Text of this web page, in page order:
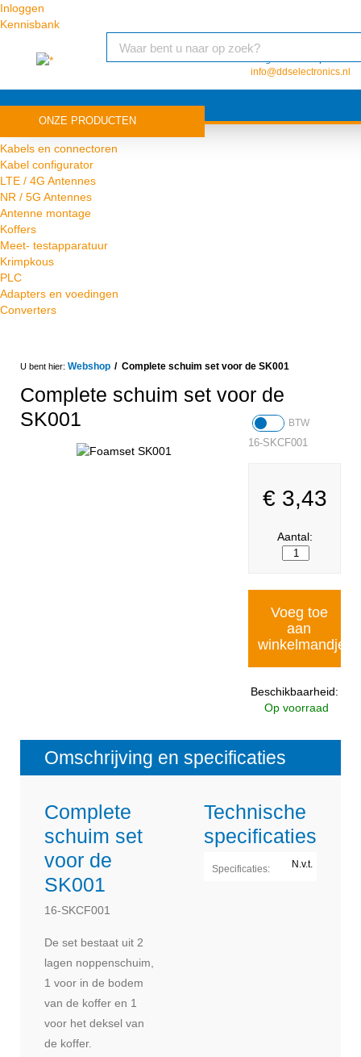
Inloggen
ONZE PRODUCTEN
Kennisbank
Vragen of inkooporder?
info@ddselectronics.nl
Kabels en connectoren
Kabel configurator
LTE / 4G Antennes
NR / 5G Antennes
Antenne montage
Koffers
Meet- testapparatuur
Krimpkous
PLC
Adapters en voedingen
Converters
BTW
Webshop Complete schuim set voor de SK001
Complete schuim set voor de
SK001
16-SKCF001
€ 3,43
Aantal:
Voeg toe
aan
winkelmandje
Beschikbaarheid:
Op voorraad
Omschrijving en specificaties
Complete
schuim set
voor de
SK001
16-SKCF001
De set bestaat uit 2
lagen noppenschuim,
1 voor in de bodem
van de koffer en 1
voor het deksel van
de koffer.
Technische
specificaties
Specificaties: N.v.t.